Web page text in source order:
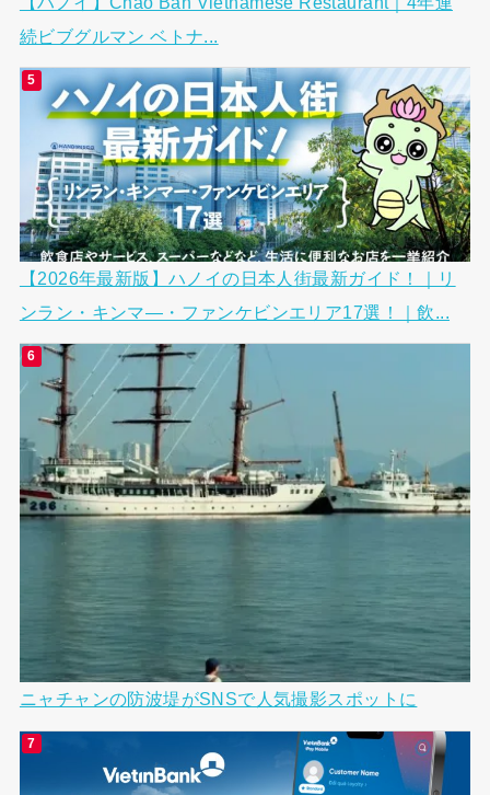
続ビブグルマン ベトナ...
【2026年最新版】ハノイの日本人街最新ガイド！｜リ
ンラン・キンマ―・ファンケビンエリア17選！｜飲...
ニャチャンの防波堤がSNSで人気撮影スポットに